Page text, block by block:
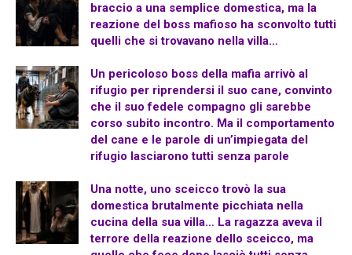
braccio a una semplice domestica, ma la
reazione del boss mafioso ha sconvolto tutti
quelli che si trovavano nella villa…
Un pericoloso boss della mafia arrivò al
rifugio per riprendersi il suo cane, convinto
che il suo fedele compagno gli sarebbe
corso subito incontro. Ma il comportamento
del cane e le parole di un’impiegata del
rifugio lasciarono tutti senza parole
Una notte, uno sceicco trovò la sua
domestica brutalmente picchiata nella
cucina della sua villa… La ragazza aveva il
terrore della reazione dello sceicco, ma